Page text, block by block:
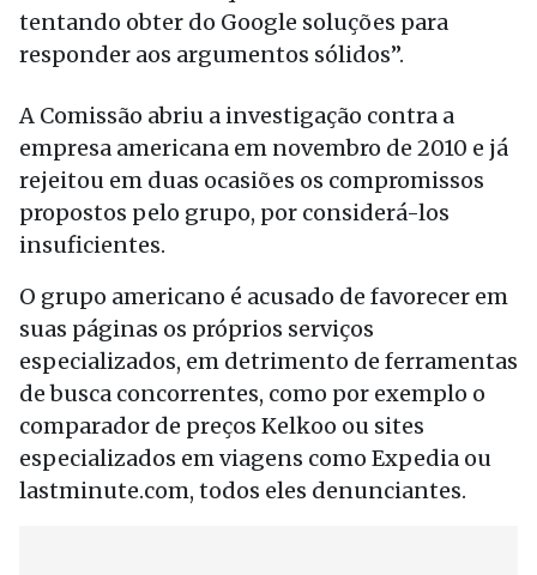
tentando obter do Google soluções para
responder aos argumentos sólidos”.
A Comissão abriu a investigação contra a
empresa americana em novembro de 2010 e já
rejeitou em duas ocasiões os compromissos
propostos pelo grupo, por considerá-los
insuficientes.
O grupo americano é acusado de favorecer em
suas páginas os próprios serviços
especializados, em detrimento de ferramentas
de busca concorrentes, como por exemplo o
comparador de preços Kelkoo ou sites
especializados em viagens como Expedia ou
lastminute.com, todos eles denunciantes.